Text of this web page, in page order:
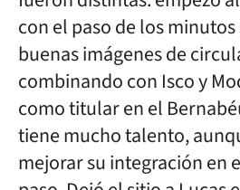
con el paso de los
buenas imágenes de
combinando con Isco y
como titular en el
tiene mucho talento,
mejorar su integración en